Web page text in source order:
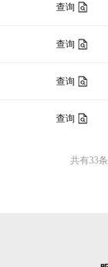
查询
查询
查询
查询
共有33条